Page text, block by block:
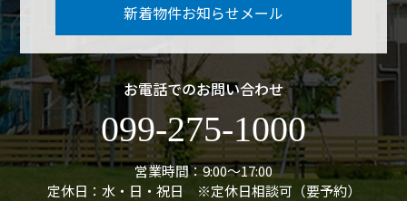
新着物件お知らせメール
お電話でのお問い合わせ
099-275-1000
営業時間：9:00〜17:00
定休日：水・日・祝日 ※定休日相談可（要予約）